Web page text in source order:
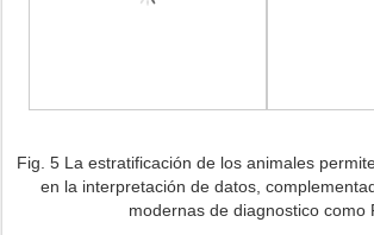
Fig. 5 La estratificación de los animales
en la interpretación de datos,
modernas de diagnostico como